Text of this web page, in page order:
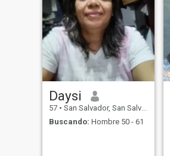
Daysi
57 • San Salvador, San Salvador, El Salvador
Buscando: Hombre 50 - 61